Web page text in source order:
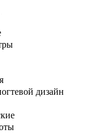
дизайн